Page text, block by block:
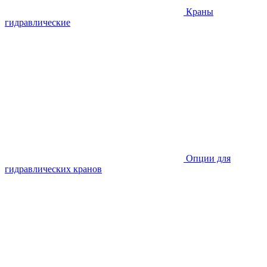
Краны
гидравлические
Опции для
гидравлических кранов